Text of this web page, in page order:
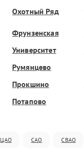
Охотный Ряд
Фрунзенская
Университет
Румянцево
Прокшино
Потапово
ЦАО САО СВАО